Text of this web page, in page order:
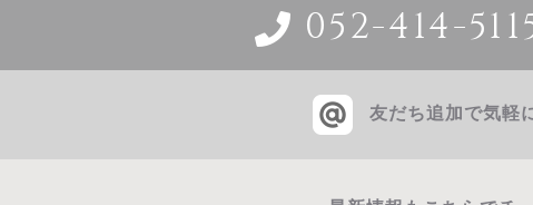
052-414-
友だち追加で気軽